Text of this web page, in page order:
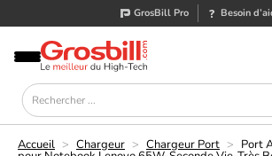
GrosBill Pro Besoin
Accueil > Chargeur > Chargeur Port > Port